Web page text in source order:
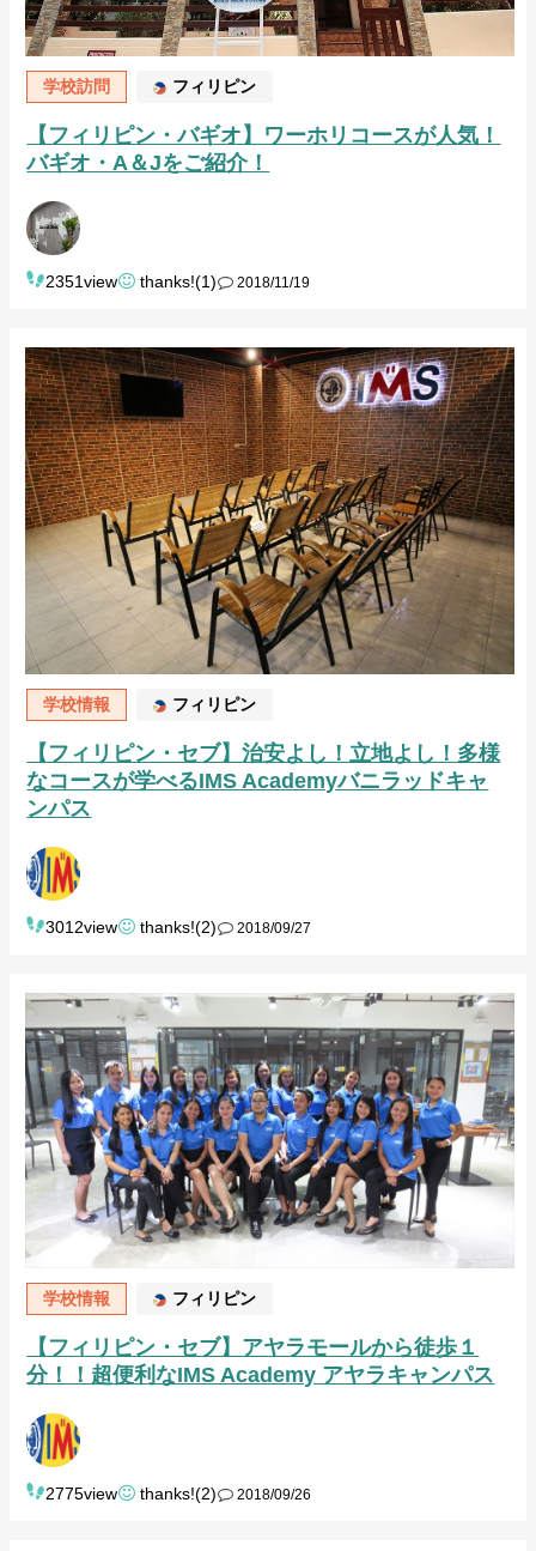
学校訪問 フィリピン
【フィリピン・バギオ】ワーホリコースが人気！
バギオ・A＆Jをご紹介！
2351view thanks!(1) 2018/11/19
学校情報 フィリピン
【フィリピン・セブ】治安よし！立地よし！多様
なコースが学べるIMS Academyバニラッドキャ
ンパス
3012view thanks!(2) 2018/09/27
学校情報 フィリピン
【フィリピン・セブ】アヤラモールから徒歩１
分！！超便利なIMS Academy アヤラキャンパス
2775view thanks!(2) 2018/09/26